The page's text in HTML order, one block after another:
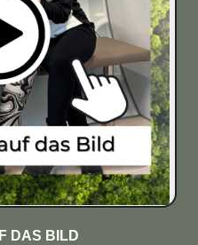
DAS BILD